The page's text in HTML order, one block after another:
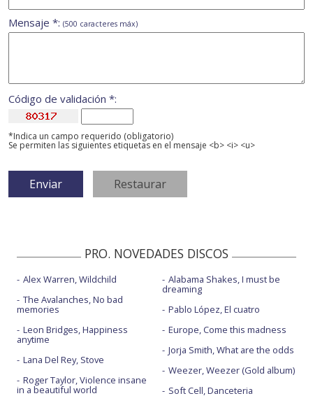
Mensaje *: (500 caracteres máx)
Código de validación *:
*Indica un campo requerido (obligatorio)
Se permiten las siguientes etiquetas en el mensaje <b> <i> <u>
PRO. NOVEDADES DISCOS
Alex Warren, Wildchild
The Avalanches, No bad
memories
Leon Bridges, Happiness
anytime
Lana Del Rey, Stove
Roger Taylor, Violence insane
in a beautiful world
Alabama Shakes, I must be
dreaming
Pablo López, El cuatro
Europe, Come this madness
Jorja Smith, What are the odds
Weezer, Weezer (Gold album)
Soft Cell, Danceteria